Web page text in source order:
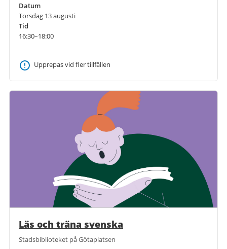
Datum
Torsdag 13 augusti
Tid
16:30–18:00
Upprepas vid fler tillfällen
Läs och träna svenska
Stadsbiblioteket på Götaplatsen